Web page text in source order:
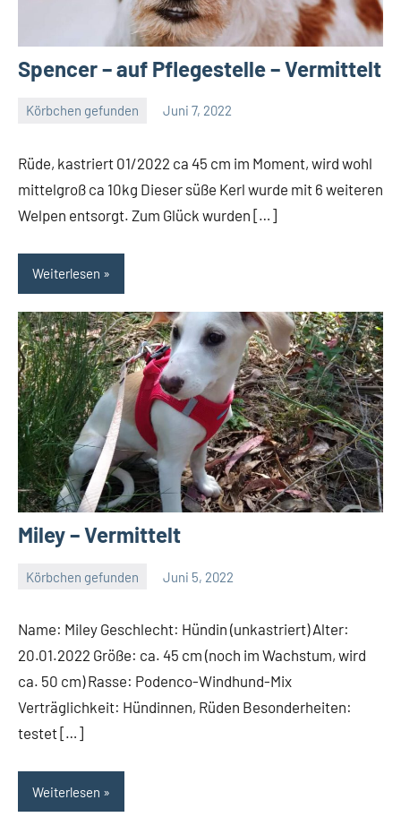
Spencer – auf Pflegestelle – Vermittelt
Körbchen gefunden Juni 7, 2022
Rüde, kastriert 01/2022 ca 45 cm im Moment, wird wohl
mittelgroß ca 10kg Dieser süße Kerl wurde mit 6 weiteren
Welpen entsorgt. Zum Glück wurden […]
Weiterlesen
Miley – Vermittelt
Körbchen gefunden Juni 5, 2022
Name: Miley Geschlecht: Hündin (unkastriert) Alter:
20.01.2022 Größe: ca. 45 cm (noch im Wachstum, wird
ca. 50 cm) Rasse: Podenco-Windhund-Mix
Verträglichkeit: Hündinnen, Rüden Besonderheiten:
testet […]
Weiterlesen